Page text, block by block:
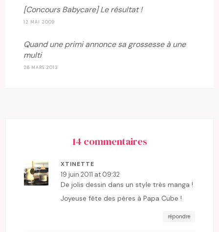
[Concours Babycare] Le résultat !
12 MAI 2009
Quand une primi annonce sa grossesse à une
multi
26 MARS 2013
14 commentaires
XTINETTE
19 juin 2011 at 09:32
De jolis dessin dans un style très manga !
Joyeuse fête des pères à Papa Cube !
répondre